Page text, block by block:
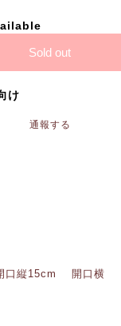
Sold out
け
通報する
縦15cm 開口横